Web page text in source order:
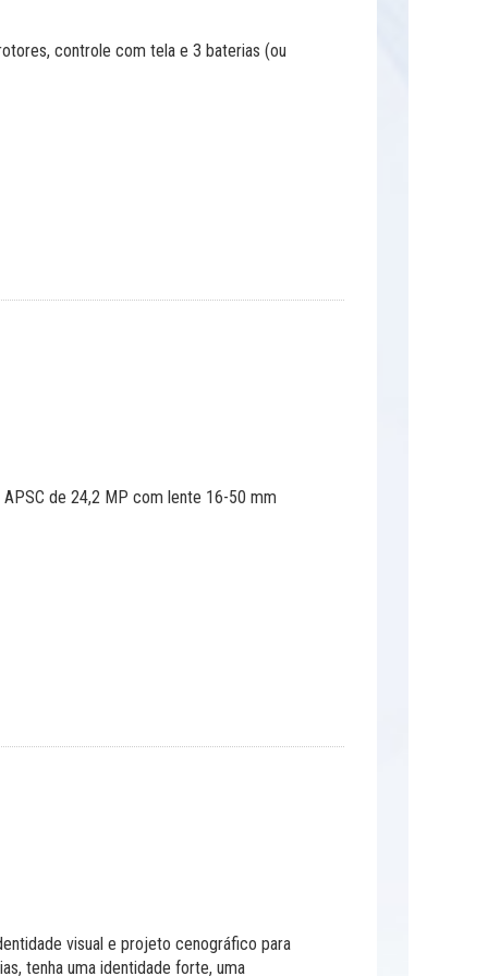
controle com tela e 3 baterias (ou
de 24,2 MP com lente 16-50 mm
visual e projeto cenográfico para
tenha uma identidade forte, uma